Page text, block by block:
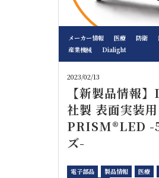
メーカー情報 医療 防衛
産業機械
Dialight
2023/02/13
【新製品情報
社製 表面実装用
PRISM®LED -
ズ-
電子部品 製品情報 医療